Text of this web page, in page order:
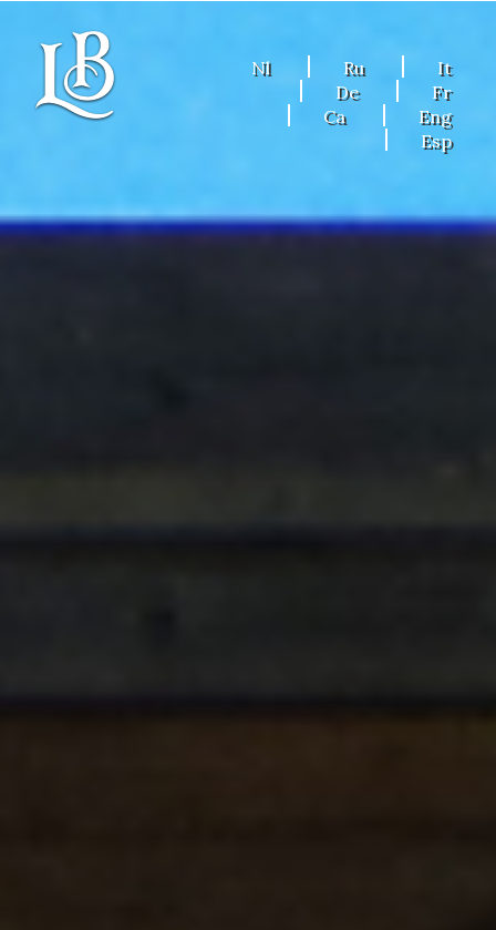
Nl Ru
It
De
Fr
Ca
Eng
Esp